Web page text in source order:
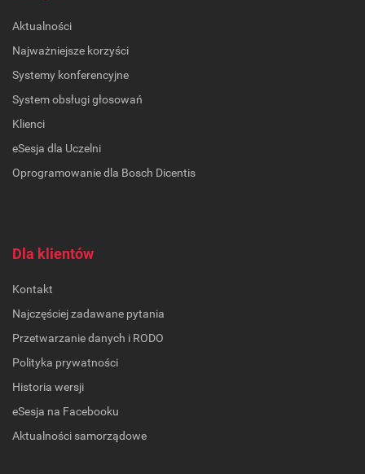
Aktualności
Najważniejsze korzyści
Systemy konferencyjne
System obsługi głosowań
Klienci
eSesja dla Uczelni
Oprogramowanie dla Bosch Dicentis
Dla klientów
Kontakt
Najczęściej zadawane pytania
Przetwarzanie danych i RODO
Polityka prywatności
Historia wersji
eSesja na Facebooku
Aktualności samorządowe